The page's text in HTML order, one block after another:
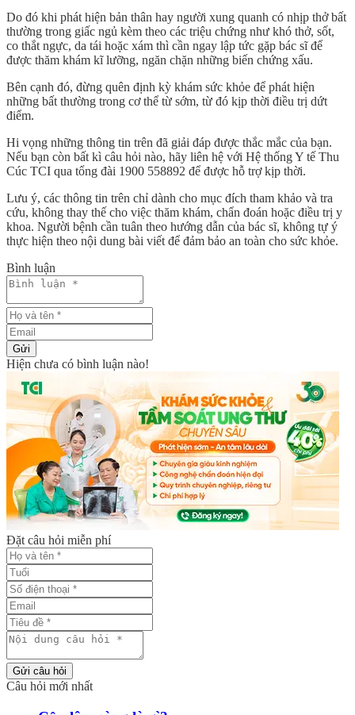
Do đó khi phát hiện bản thân hay người xung quanh có nhịp thở bất
thường trong giấc ngủ kèm theo các triệu chứng như khó thở, sốt,
co thắt ngực, da tái hoặc xám thì cần ngay lập tức gặp bác sĩ để
được thăm khám kĩ lưỡng, ngăn chặn những biến chứng xấu.
Bên cạnh đó, đừng quên định kỳ khám sức khỏe để phát hiện
những bất thường trong cơ thể từ sớm, từ đó kịp thời điều trị dứt
điểm.
Hi vọng những thông tin trên đã giải đáp được thắc mắc của bạn.
Nếu bạn còn bất kì câu hỏi nào, hãy liên hệ với Hệ thống Y tế Thu
Cúc TCI qua tổng đài 1900 558892 để được hỗ trợ kịp thời.
Lưu ý, các thông tin trên chỉ dành cho mục đích tham khảo và tra
cứu, không thay thế cho việc thăm khám, chẩn đoán hoặc điều trị y
khoa. Người bệnh cần tuân theo hướng dẫn của bác sĩ, không tự ý
thực hiện theo nội dung bài viết để đảm bảo an toàn cho sức khỏe.
Bình luận
Gửi
Hiện chưa có bình luận nào!
Đặt câu hỏi miễn phí
Gửi câu hỏi
Câu hỏi mới nhất